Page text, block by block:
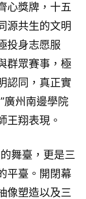
心獎牌，十五
源共生的文明
投身志愿服
群眾賽事，極
認同，真正實
廣州南邊學院
王翔表現。
舞臺，更是三
平臺。開閉幕
像塑造以及三